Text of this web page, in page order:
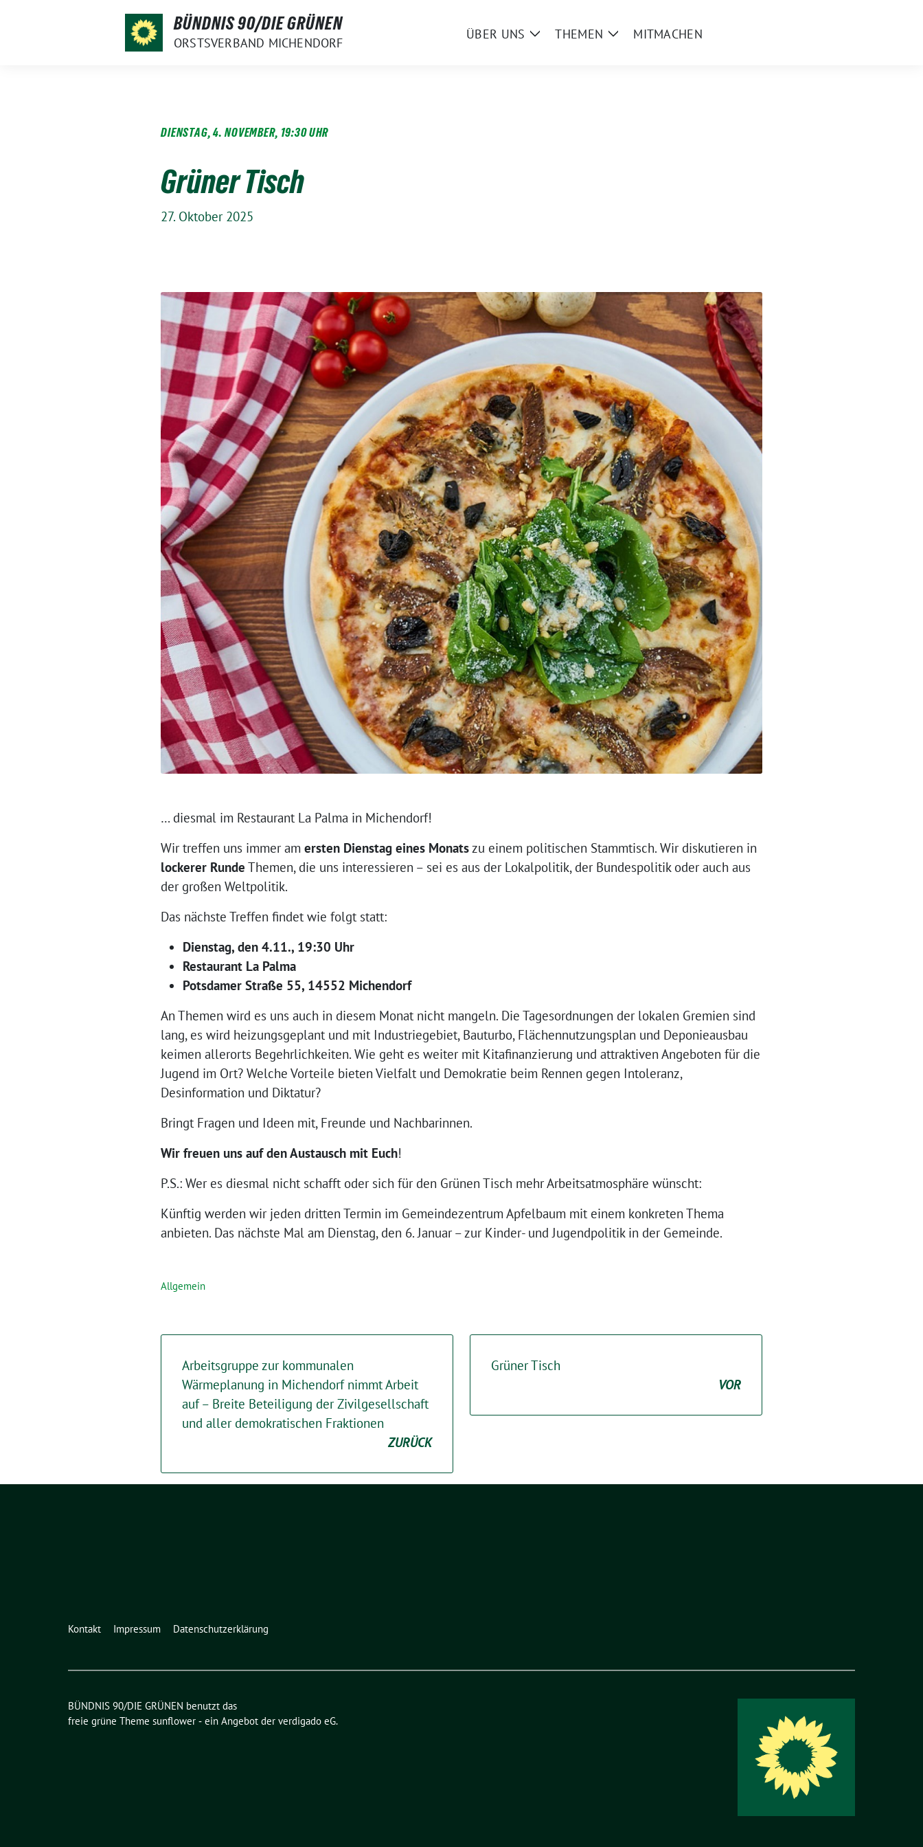
BÜNDNIS 90/DIE GRÜNEN
ORSTSVERBAND MICHENDORF
ÜBER UNS
ZeigeTHEMEN
ZeigeMITMACHEN
DIENSTAG, 4. NOVEMBER, 19:30 UHR
Grüner Tisch
27. Oktober 2025
… diesmal im Restaurant La Palma in Michendorf!
Wir treffen uns immer am ersten Dienstag eines Monatszu einem politischen Stammtisch. Wir diskutieren in
lockerer Runde Themen, die uns interessieren – sei es aus der Lokalpolitik, der Bundespolitik oder auch aus
der großen Weltpolitik.
Das nächste Treffen findet wie folgt statt:
Dienstag, den 4.11., 19:30 Uhr
Restaurant La Palma
Potsdamer Straße 55, 14552 Michendorf
An Themen wird es uns auch in diesem Monat nicht mangeln. Die Tagesordnungen der lokalen Gremien sind
lang, es wird heizungsgeplant und mit Industriegebiet, Bauturbo, Flächennutzungsplan und Deponieausbau
keimen allerorts Begehrlichkeiten. Wie geht es weiter mit Kitafinanzierung und attraktiven Angeboten für die
Jugend im Ort? Welche Vorteile bieten Vielfalt und Demokratie beim Rennen gegen Intoleranz,
Desinformation und Diktatur?
Bringt Fragen und Ideen mit, Freunde und Nachbarinnen.
Wir freuen uns auf den Austausch mit Euch!
P.S.: Wer es diesmal nicht schafft oder sich für den Grünen Tisch mehr Arbeitsatmosphäre wünscht:
Künftig werden wir jeden dritten Termin im Gemeindezentrum Apfelbaum mit einem konkreten Thema
anbieten. Das nächste Mal am Dienstag, den 6. Januar – zur Kinder- und Jugendpolitik in der Gemeinde.
Allgemein
Arbeitsgruppe zur kommunalen
Wärmeplanung in Michendorf nimmt Arbeit
auf – Breite Beteiligung der Zivilgesellschaft
und aller demokratischen Fraktionen
ZURÜCK
Grüner Tisch
VOR
Kontakt Impressum Datenschutzerklärung
BÜNDNIS 90/DIE GRÜNEN benutzt das
freie grüne Theme sunflower ‐ ein Angebot der verdigado eG.